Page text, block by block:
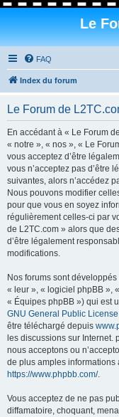
Le
FAQ
Index du forum
Le Forum de
En accédant à « Le Forum
« notre », « nos », « Le
vous acceptez d’être
vous n’acceptez pas d’être
suivantes, alors n’accédez
Nous pouvons modifier
pour que vous en soyez
régulièrement celles-ci par
de L2TC.com » alors que
d’être légalement
modifications.
Nos forums sont
« leur », « logiciel phpBB »,
« Équipes phpBB ») qui est
GNU General Public License
être téléchargé depuis
les discussions sur Internet.
nous acceptons ou
de plus amples informations
https://www.phpbb.com/.
Vous acceptez de ne pas
diffamatoire, choquant,